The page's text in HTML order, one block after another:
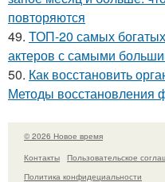
повторяются
49. ТОП-20 самых
актеров с самыми
50. Как восстановить
Методы восстановления
© 2026 Новое время
Контакты
Пользовательское
Политика конфидециальности